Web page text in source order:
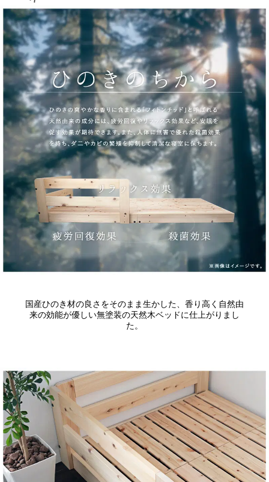
国産ひのき材の良さをそのまま生かした、香り高く自然由
来の効能が優しい無塗装の天然木ベッドに仕上がりまし
た。